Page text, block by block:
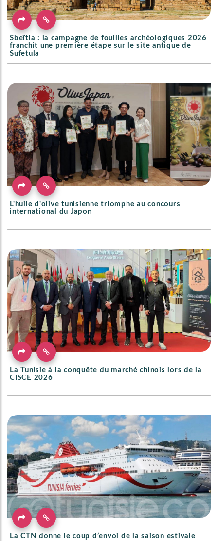
Sbeïtla : la campagne de fouilles archéologiques 2026
franchit une première étape sur le site antique de
Sufetula
L'huile d'olive tunisienne triomphe au concours
international du Japon
La Tunisie à la conquête du marché chinois lors de la
CISCE 2026
La CTN donne le coup d’envoi de la saison estivale